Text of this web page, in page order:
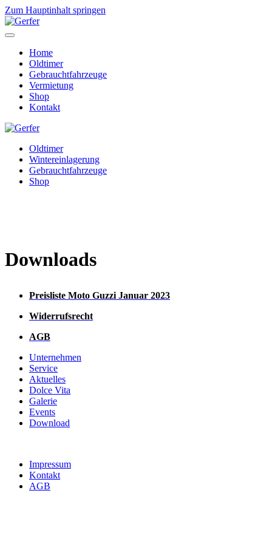
Zum Hauptinhalt springen
Home
Oldtimer
Gebrauchtfahrzeuge
Vermietung
Shop
Kontakt
Oldtimer
Wintereinlagerung
Gebrauchtfahrzeuge
Shop
Downloads
Preisliste Moto Guzzi Januar 2023
Widerrufsrecht
AGB
Unternehmen
Service
Aktuelles
Dolce Vita
Galerie
Events
Download
Impressum
Kontakt
AGB